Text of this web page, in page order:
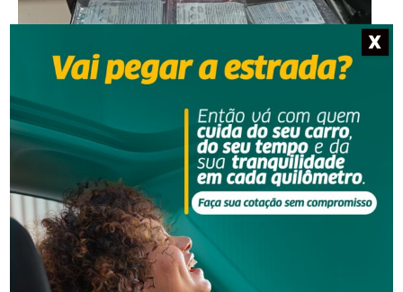
Operação da Polícia Civil resulta na prisão de três
Segurança
X